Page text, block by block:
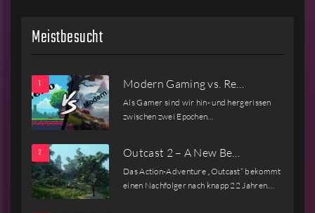
Meistbesucht
Modern Gaming vs. Re…
Als Gamer sind wir hin- und hergerissen
zwischen zwei Epochen…
Outcast 2 – A New Be…
Das Action-Adventure „Outcast“ bekommt
einen Nachfolger nach knapp 22 Jahren.…